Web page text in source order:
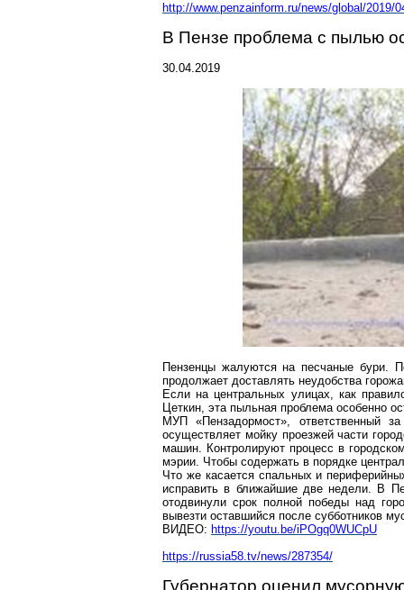
http://www.penzainform.ru/news/global/2019/
В Пензе проблема с пылью
30.04.2019
Пензенцы жалуются на песчаные бури.
продолжает доставлять неудобства
Если на центральных улицах, как
Цеткин, эта пыльная проблема особенно
МУП «Пензадормост», ответственныйза
осуществляет мойку проезжей части
машин. Контролируют процесс в
мэрии. Чтобы содержать в порядке
Что же касается спальных и
исправить в ближайшие две недели. В
отодвинули срок полной победы над
вывезти оставшийся после субботников
ВИДЕО: https://youtu.be/iPOgq0WUCpU
https://russia58.tv/news/287354/
Губернатор оценил